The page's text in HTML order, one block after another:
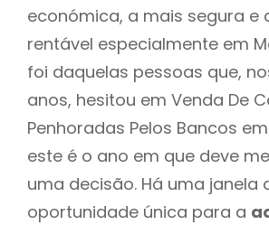
económica, a mais segura e
rentável especialmente em
foi daquelas pessoas que,
anos, hesitou em Venda De
Penhoradas Pelos Bancos
este é o ano em que deve
uma decisão. Há uma janela
oportunidade única para a